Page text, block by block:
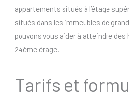
appartements situés à l’étage
situés dans les immeubles de
pouvons vous aider à atteindre des
24ème étage.
Tarifs et